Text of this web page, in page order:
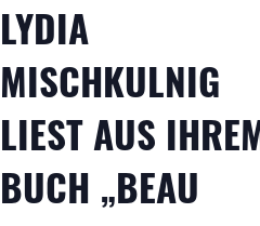
LYDIA
MISCHKULNIG
LIEST AUS
BUCH „BEAU